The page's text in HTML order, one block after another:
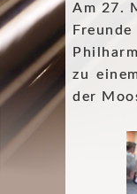
Am 27.
zu
der